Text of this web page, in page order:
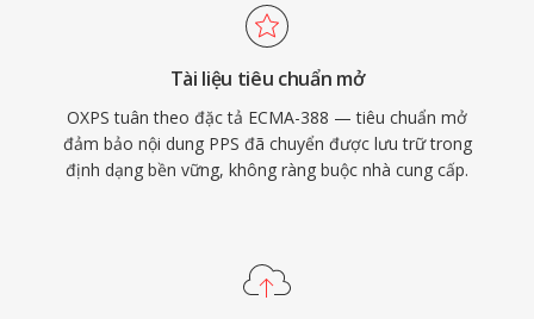
Tài liệu tiêu chuẩn mở
OXPS tuân theo đặc tả ECMA-388 — tiêu chuẩn mở
đảm bảo nội dung PPS đã chuyển được lưu trữ trong
định dạng bền vững, không ràng buộc nhà cung cấp.